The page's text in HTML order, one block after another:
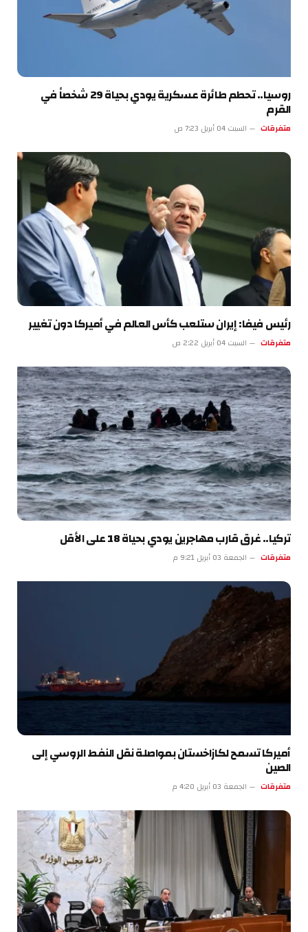
روسيا.. تحطم طائرة عسكرية يودي بحياة 29 شخصاً في
القرم
متفرقات السبت 04 أبريل 7:23 ص
رئيس فيفا: إيران ستلعب كأس العالم في أميركا دون تغيير
متفرقات السبت 04 أبريل 2:22 ص
تركيا.. غرق قارب مهاجرين يودي بحياة 18 على الأقل
متفرقات الجمعة 03 أبريل 9:21 م
أميركا تسمح لكازاخستان بمواصلة نقل النفط الروسي إلى
الصين
متفرقات الجمعة 03 أبريل 4:20 م